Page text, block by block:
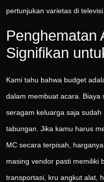
pertunjukan varietas di televisi.
Penghematan
Signifikan
Kami tahu bahwa budget
dalam membuat acara. Biaya
seragam keluarga saja
tabungan. Jika kamu harus
MC secara terpisah,
masing vendor pasti memiliki
transportasi, kru angkut alat,